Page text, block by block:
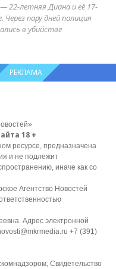
22-летняя Диана и её 17-
пару дней полиция
в убийстве
РЕКЛАМА
18 +
ресурсе, предназначена
и не подлежит
иначе как со
Агентство Новостей
Адрес электронной
+7 (391)
Свидетельство